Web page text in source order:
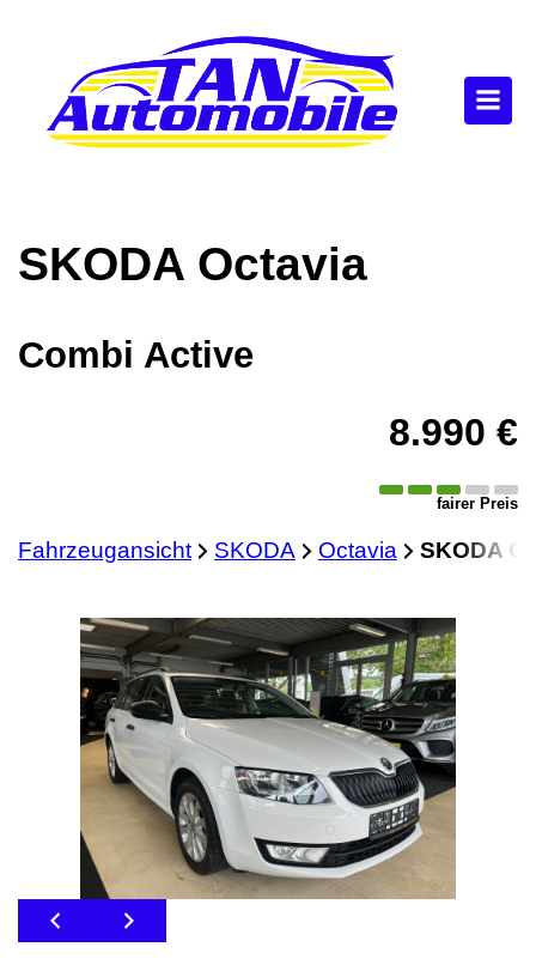
SKODA Octavia
Combi Active
8.990 €
fairer Preis
Fahrzeugansicht SKODA Octavia SKODA